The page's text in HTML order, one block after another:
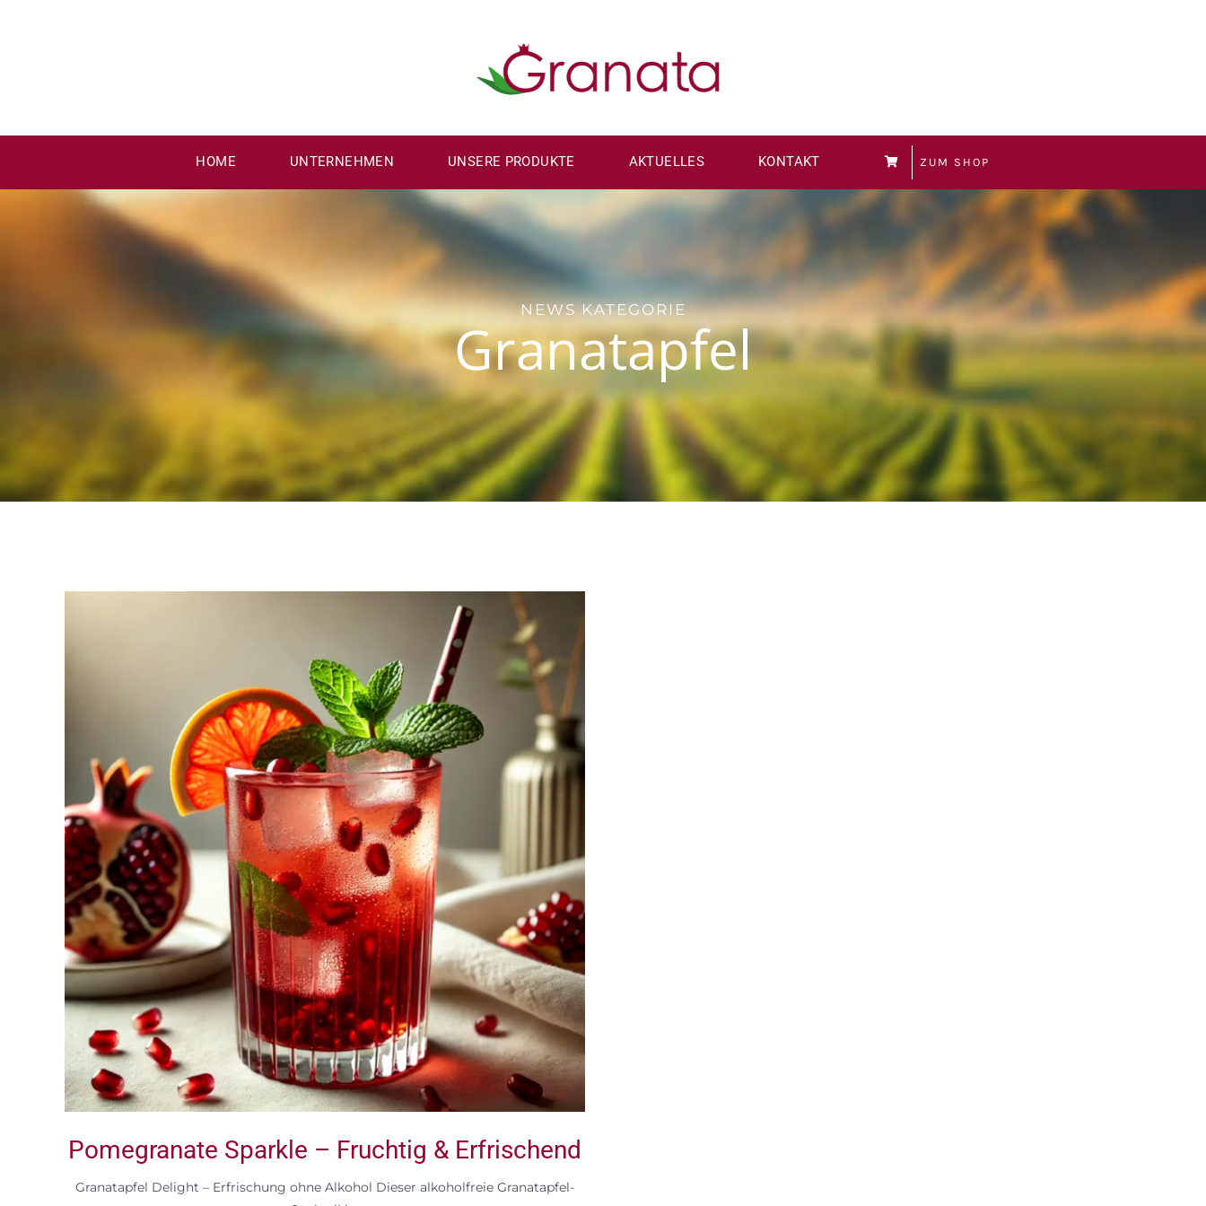
HOME UNTERNEHMEN UNSERE PRODUKTE AKTUELLES KONTAKT ZUM SHOP
NEWS KATEGORIE
Granatapfel
Pomegranate Sparkle – Fruchtig & Erfrischend
Granatapfel Delight – Erfrischung ohne Alkohol Dieser alkoholfreie Granatapfel-